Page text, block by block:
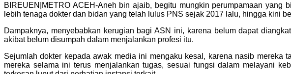
BIREUEN|METRO ACEH-Aneh bin ajaib, begitu mungkin perumpamaan
lebih tenaga dokter dan bidan yang telah lulus PNS sejak 2017 lalu, hingga kini
Dampaknya, menyebabkan kerugian bagi ASN ini, karena belum dapat
akibat belum disumpah dalam menjalankan profesi itu.
Sejumlah dokter kepada awak media ini mengaku kesal, karena nasib
mereka selama ini terus menjalankan tugas, sesuai fungsi dalam melayani